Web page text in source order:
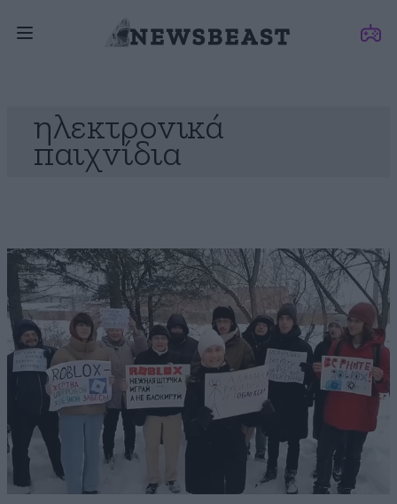
ηλεκτρονικά
παιχνίδια